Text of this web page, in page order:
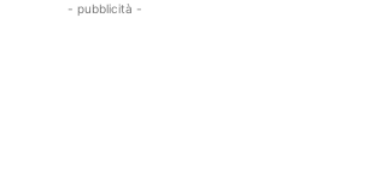
- pubblicità -